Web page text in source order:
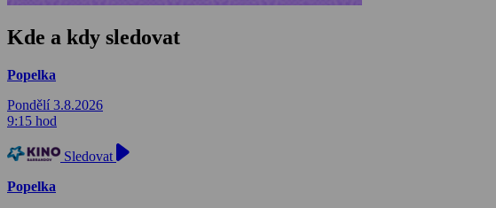
Kde a kdy sledovat
Popelka
Pondělí 3.8.2026
9:15 hod
Sledovat
Popelka